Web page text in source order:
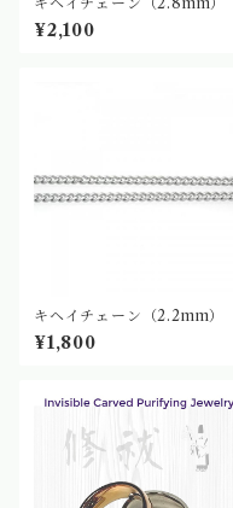
¥2,100
キヘイチェーン（2.2mm）
¥1,800